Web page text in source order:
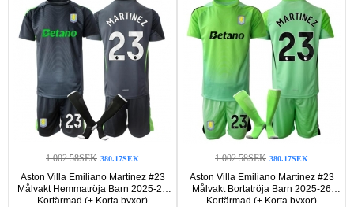
1 002.58SEK 380.17SEK
Aston Villa Emiliano Martinez #23
Målvakt Hemmatröja Barn 2025-26
Kortärmad (+ Korta byxor)
1 002.58SEK 380.17SEK
Aston Villa Emiliano Martinez #23
Målvakt Bortatröja Barn 2025-26
Kortärmad (+ Korta byxor)